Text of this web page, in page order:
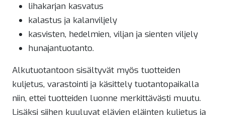
lihakarjan kasvatus
kalastus ja kalanviljely
kasvisten, hedelmien, viljan ja sienten viljely
hunajantuotanto.
Alkutuotantoon sisältyvät myös tuotteiden
kuljetus, varastointi ja käsittely tuotantopaikalla
niin, ettei tuotteiden luonne merkittävästi muutu.
Lisäksi siihen kuuluvat elävien eläinten kuljetus ja